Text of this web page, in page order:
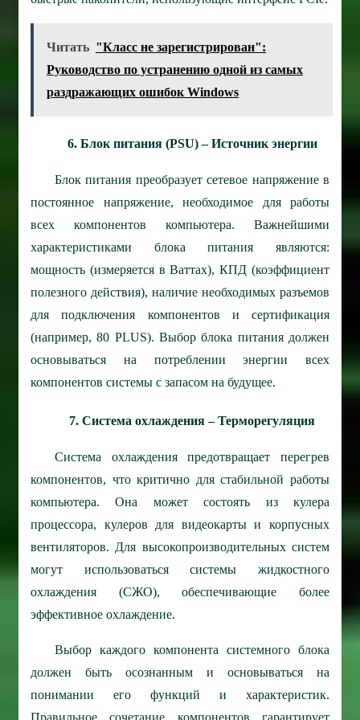
Читать "Класс не зарегистрирован":
Руководство по устранению одной из самых
раздражающих ошибок Windows
6. Блок питания (PSU) – Источник энергии
Блок питания преобразует сетевое напряжение в
постоянное напряжение, необходимое для работы
всех компонентов компьютера. Важнейшими
характеристиками блока питания являются:
мощность (измеряется в Ваттах), КПД (коэффициент
полезного действия), наличие необходимых разъемов
для подключения компонентов и сертификация
(например, 80 PLUS). Выбор блока питания должен
основываться на потреблении энергии всех
компонентов системы с запасом на будущее.
7. Система охлаждения – Терморегуляция
Система охлаждения предотвращает перегрев
компонентов, что критично для стабильной работы
компьютера. Она может состоять из кулера
процессора, кулеров для видеокарты и корпусных
вентиляторов. Для высокопроизводительных систем
могут использоваться системы жидкостного
охлаждения (СЖО), обеспечивающие более
эффективное охлаждение.
Выбор каждого компонента системного блока
должен быть осознанным и основываться на
понимании его функций и характеристик.
Правильное сочетание компонентов гарантирует